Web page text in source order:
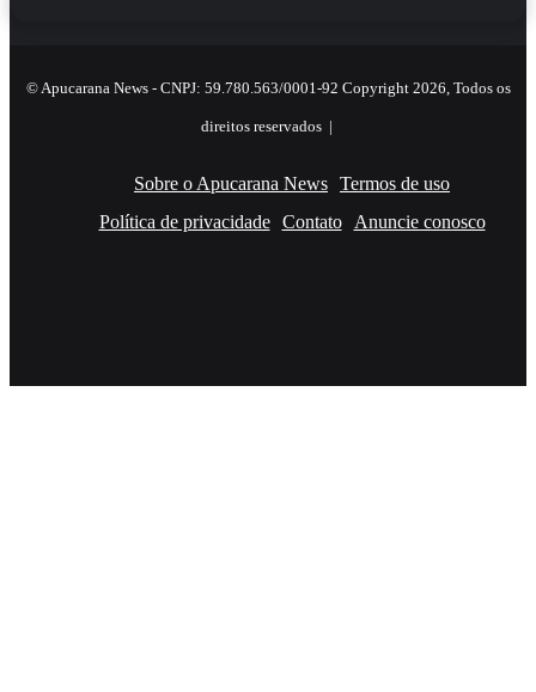
© Apucarana News - CNPJ: 59.780.563/0001-92 Copyright 2026, Todos os
direitos reservados |
Sobre o Apucarana News Termos de uso
Política de privacidade
Contato Anuncie conosco